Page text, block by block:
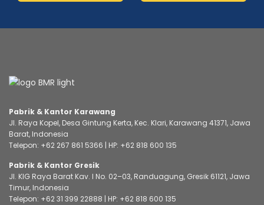
Pabrik & Kantor Karawang
Jl. Raya Kopel, Desa Gintung Kerta, Kec. Klari, Karawang 41371, Jawa
Barat, Indonesia
Telepon: +62 267 861 5366 | HP: +62 818 600 135
Pabrik & Kantor Gresik
Jl. KIG Raya Barat Kav. I No. 02–03, Randuagung, Gresik 61121, Jawa
Timur, Indonesia
Telepon: +62 31 399 22888 | HP: +62 818 600 135